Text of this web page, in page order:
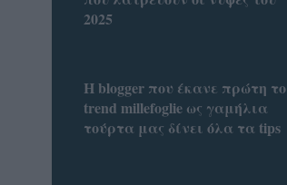
2025
Η blogger που έκανε πρώτη το
trend millefoglie ως γαμήλια
τούρτα μας δίνει όλα τα tips